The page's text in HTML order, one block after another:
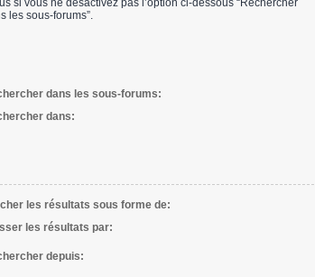
les sous-forums”.
dans les sous-forums:
dans:
les résultats sous forme de:
les résultats par:
depuis: